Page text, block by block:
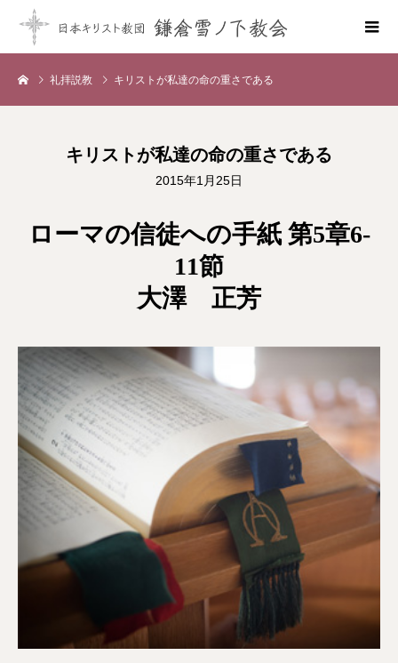
礼拝説教 キリストが私達の命の重さである
キリストが私達の命の重さである
2015年1月25日
ローマの信徒への手紙 第5章6-
11節
大澤 正芳